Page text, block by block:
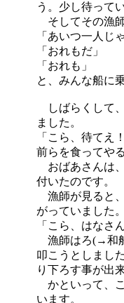
う。少し待って
そしてその漁師
「あいつ一人じ
「おれもだ」
「おれも」
と、みんな船に
しばらくして
ました。
「こら、待て
前らを食ってやる
おばあさんは
付いたのです。
漁師が見ると
がっていました。
「こら、はなさ
漁師はろ(→和
叩こうとしまし
り下ろす事が出
かといって、
います。